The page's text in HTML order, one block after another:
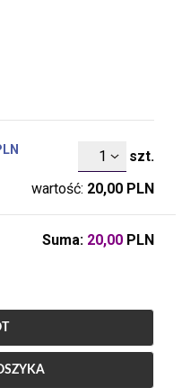
szt.
szt.
wartość: 20,00 PLN
Suma: 20,00PLN